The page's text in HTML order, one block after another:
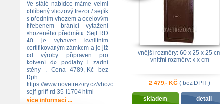
Ve stálé nabídce máme velmi
oblíbený vhozový trezor / sejfík
s předním vhozem a ocelovým
hřebenem bránící vytažení
vhozeného předmětu. Sejf RD
40 je vybaven kvalitním
certifikovaným zámkem a je již
od výroby připraven pro
kotvení do podlahy i zadní
stěny . Cena 4789,-Kč bez
Dph
https://www.novetrezory.cz/vhozovy-
sejf-griff-rd-35-i1704.html
více informací ...
vnější rozměry: 60 x 25 x 25
vnitřní rozměry: x x cm
2 479,- KČ ( bez DPH )
skladem detail